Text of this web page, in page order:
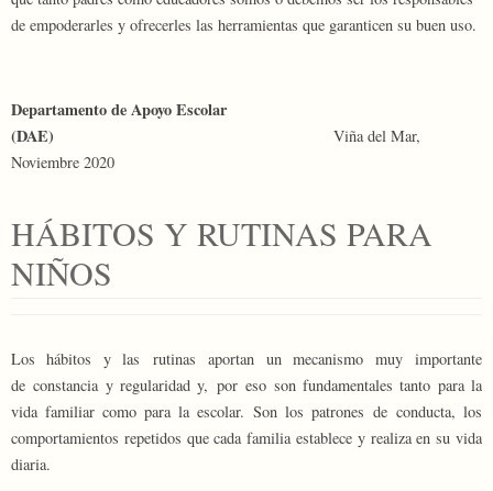
de empoderarles y ofrecerles las herramientas que garanticen su buen uso.
Departamento de Apoyo Escolar
(DAE) Viña del Mar,
Noviembre 2020
HÁBITOS Y RUTINAS PARA
NIÑOS
Los hábitos y las rutinas aportan un mecanismo muy importante
de constancia y regularidad y, por eso son fundamentales tanto para la
vida familiar como para la escolar. Son los patrones de conducta, los
comportamientos repetidos que cada familia establece y realiza en su vida
diaria.